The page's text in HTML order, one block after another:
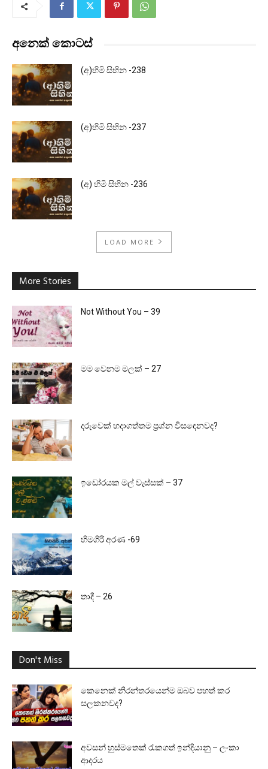
අනෙක් කොටස්
(අ)හිමි සිහින -238
(අ)හිමි සිහින -237
(අ) හිමි සිහින -236
LOAD MORE
More Stories
Not Without You – 39
මම වෙනම මලක් – 27
දරුවෙක් හදාගත්තම ප්‍රශ්න විසඳෙනවද?
ඉඩෝරයක මල් වැස්සක් – 37
හිමගිරි අරණ -69
තාදී – 26
Don't Miss
කෙනෙක් නිරන්තරයෙන්ම ඔබව පහත් කර
සලකනවද?
අවසන් හුස්මතෙක් රැකගත් ඉන්දියානු – ලංකා
ආදරය